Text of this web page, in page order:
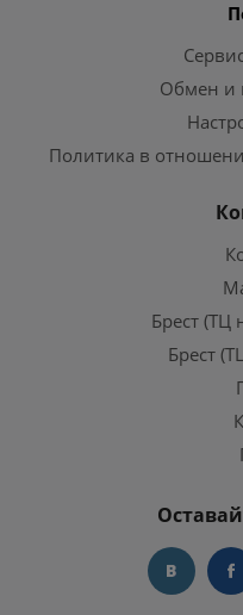
Обмен и
Политика в
Брест (ТЦ
Брест